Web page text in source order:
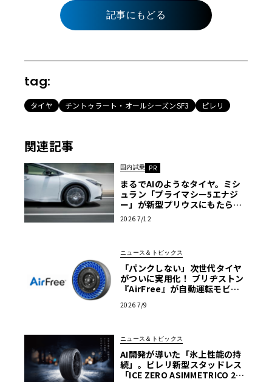
記事にもどる
tag:
タイヤ チントゥラート・オールシーズンSF3 ピレリ
関連記事
国内試乗 PR
まるでAIのようなタイヤ。ミシ
ュラン「プライマシー5エナジ
ー」が新型プリウスにもたらす
極上のプレミアム感
2026 7/12
ニュース＆トピックス
「パンクしない」次世代タイヤ
がついに実用化！ ブリヂストン
『AirFree』が自動運転モビリ
2026 7/9
ニュース＆トピックス
AI開発が導いた「氷上性能の持
続」。ピレリ新型スタッドレス
「ICE ZERO ASIMMETRICO 2」